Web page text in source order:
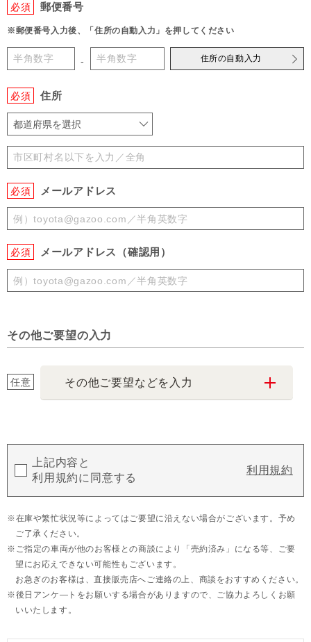
必須 郵便番号
※郵便番号入力後、「住所の自動入力」を押してください
- 住所の自動入力
必須 住所
都道府県を選択
必須 メールアドレス
必須 メールアドレス（確認用）
その他ご要望の入力
任意 その他ご要望などを入力
上記内容と
利用規約に同意する
利用規約
在庫や繁忙状況等によってはご要望に沿えない場合がございます。予め
ご了承ください。
ご指定の車両が他のお客様との商談により「売約済み」になる等、ご要
望にお応えできない可能性もございます。
お急ぎのお客様は、直接販売店へご連絡の上、商談をおすすめください。
後日アンケ―トをお願いする場合がありますので、ご協力よろしくお願
いいたします。